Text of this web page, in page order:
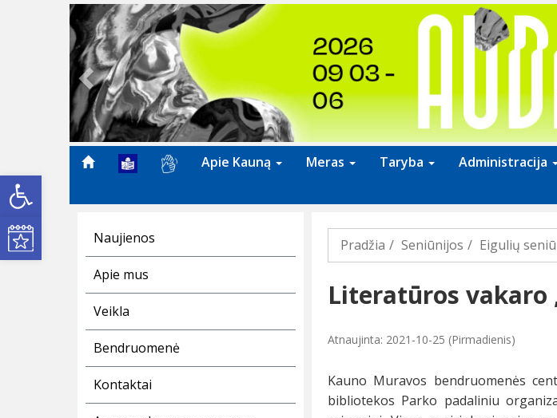
Open toolbar
Kultūros renginiai
Previous
Apie Kauną Meras Taryba Administracija
Naujienos
Apie mus
Veikla
Bendruomenė
Kontaktai
Pradžia Seniūnijos Eigulių
Literatūros vakaro
Atnaujinta: 2021-10-25 (Pirmadienis)
Kauno Muravos bendruomenės
bibliotekos Parko padaliniu